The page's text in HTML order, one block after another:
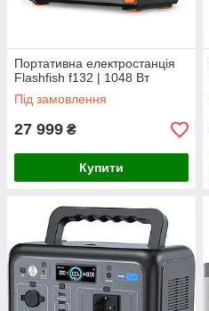
Портативна електростанція
Flashfish f132 | 1048 Вт
Під замовлення
27 999 ₴
Купити